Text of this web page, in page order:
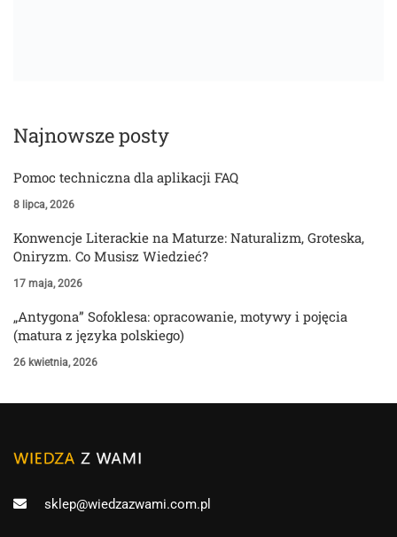
Najnowsze posty
Pomoc techniczna dla aplikacji FAQ
8 lipca, 2026
Konwencje Literackie na Maturze: Naturalizm, Groteska,
Oniryzm. Co Musisz Wiedzieć?
17 maja, 2026
„Antygona” Sofoklesa: opracowanie, motywy i pojęcia
(matura z języka polskiego)
26 kwietnia, 2026
sklep@wiedzazwami.com.pl